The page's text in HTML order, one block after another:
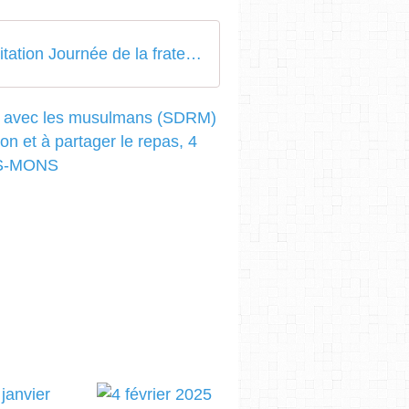
ATHIS-MONS_Invitation Journée de la fraternité humaine 2024